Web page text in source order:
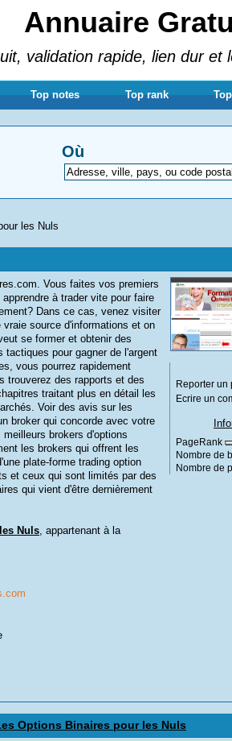
Annuaire
validation rapide, lien dur et
Top notes Top rank
Où
les Nuls
Vous faites vos premiers
à trader vite pour faire
Dans ce cas, venez visiter
source d'informations et on
se former et obtenir des
pour gagner de l'argent
vous pourrez rapidement
trouverez des rapports et des
traitant plus en détail les
Voir des avis sur les
broker qui concorde avec votre
brokers d'options
les brokers qui offrent les
plate-forme trading option
et ceux qui sont limités par des
qui vient d'être dernièrement
Nuls, appartenant à la
Reporter un
Ecrire un
PageRank
Nombre de
Nombre de
Options Binaires pour les Nuls